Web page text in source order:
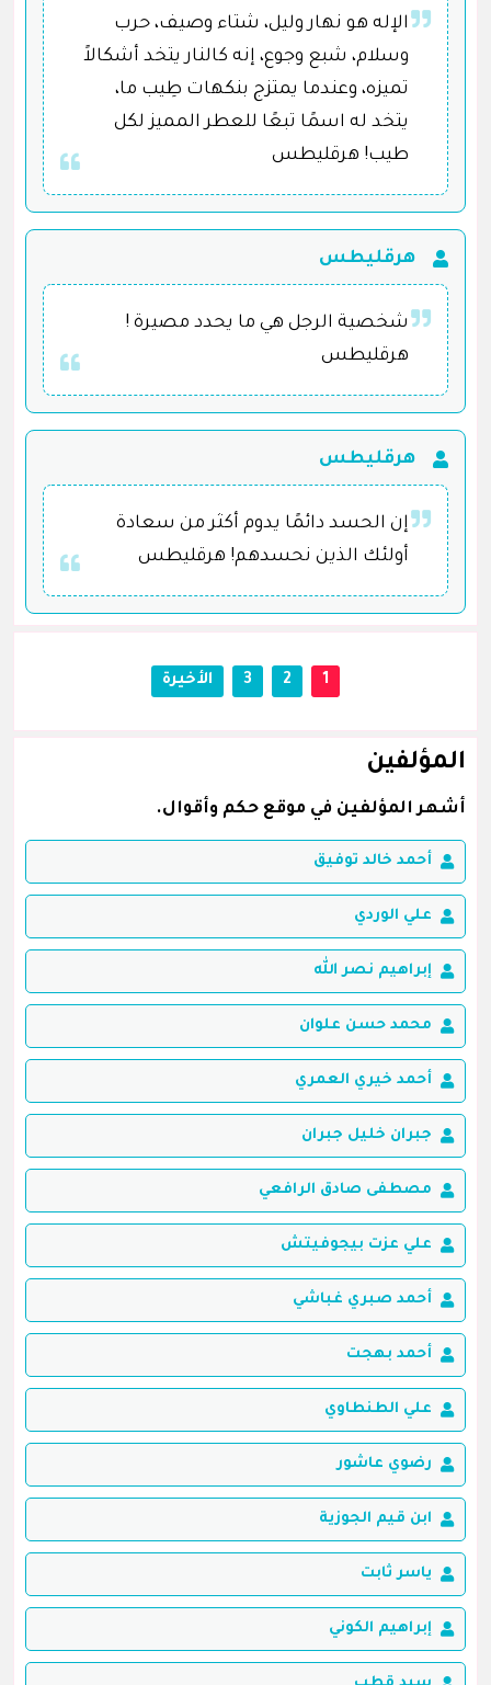
الإله هو نهار وليل، شتاء وصيف، حرب
وسلام، شبع وجوع، إنه كالنار يتخد أشكالاً
تميزه، وعندما يمتزج بنكهات طِيب ما،
يتخد له اسمًا تبعًا للعطر المميز لكل
طيب! هرقليطس
هرقليطس
شخصية الرجل هي ما يحدد مصيرة !
هرقليطس
هرقليطس
إن الحسد دائمًا يدوم أكثر من سعادة
أولئك الذين نحسدهم! هرقليطس
1
2
3 الأخيرة
المؤلفين
أشهر المؤلفين في موقع حكم وأقوال.
أحمد خالد توفيق
علي الوردي
إبراهيم نصر الله
محمد حسن علوان
أحمد خيري العمري
جبران خليل جبران
مصطفى صادق الرافعي
علي عزت بيجوفيتش
أحمد صبري غباشي
أحمد بهجت
علي الطنطاوي
رضوي عاشور
ابن قيم الجوزية
ياسر ثابت
إبراهيم الكوني